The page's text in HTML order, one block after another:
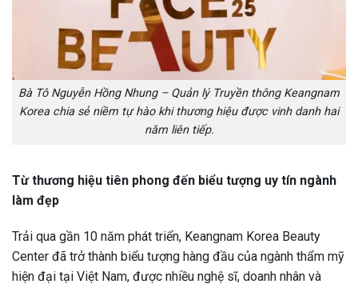
Bà Tô Nguyễn Hồng Nhung – Quản lý Truyền thông Keangnam
Korea chia sẻ niềm tự hào khi thương hiệu được vinh danh hai
năm liên tiếp.
Từ thương hiệu tiên phong đến biểu tượng uy tín ngành
làm đẹp
Trải qua gần 10 năm phát triển, Keangnam Korea Beauty
Center đã trở thành biểu tượng hàng đầu của ngành thẩm mỹ
hiện đại tại Việt Nam, được nhiều nghệ sĩ, doanh nhân và